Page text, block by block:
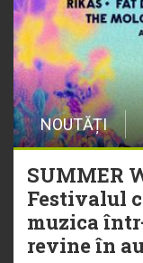
NOUTĂȚI
SUMMER
Festivalul
muzica
revine în